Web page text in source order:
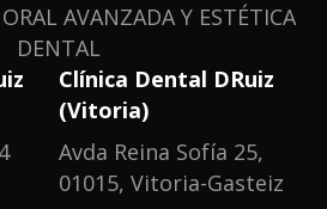
AVANZADA Y ESTÉTICA
DENTAL
Clínica Dental DRuiz
(Vitoria)
Avda Reina Sofía 25,
01015, Vitoria-Gasteiz